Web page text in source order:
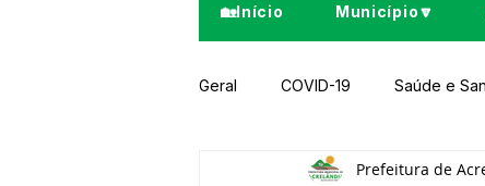
🏡Início Município🔽
Geral COVID-19 Saúde e
Infraestrutura e ObrasPrefeitura de